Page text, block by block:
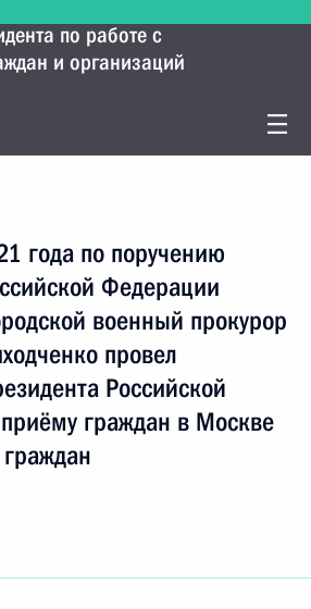
по работе с
и организаций
года по поручению
Федерации
военный прокурор
провел
Российской
граждан в Москве